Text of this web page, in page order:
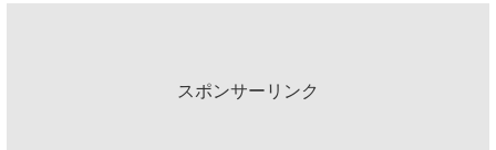
スポンサーリンク